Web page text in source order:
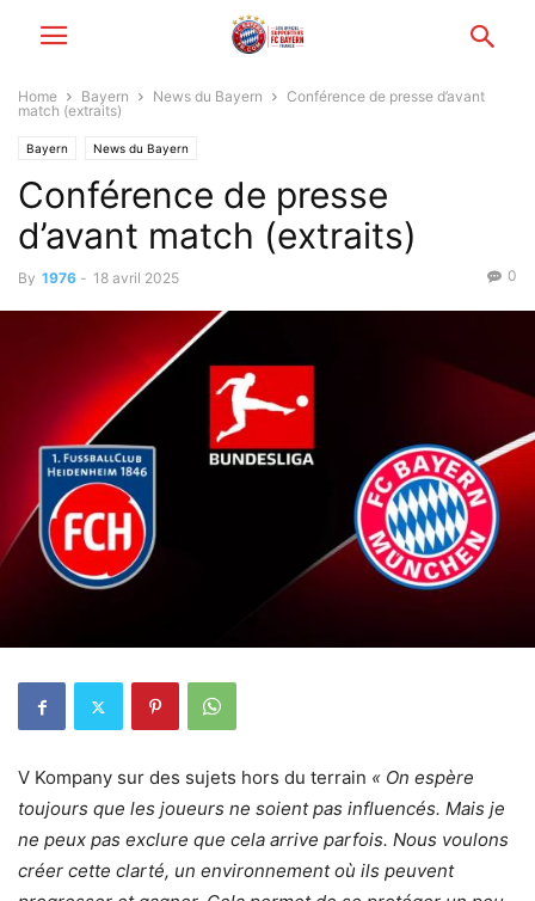
Home Bayern News du Bayern
Conférence de presse d’avant
match (extraits)
Bayern News du Bayern
Conférence de presse
d’avant match (extraits)
By 1976 - 18 avril 2025 0
V Kompany sur des sujets hors du terrain « On espère
toujours que les joueurs ne soient pas influencés. Mais je
ne peux pas exclure que cela arrive parfois. Nous voulons
créer cette clarté, un environnement où ils peuvent